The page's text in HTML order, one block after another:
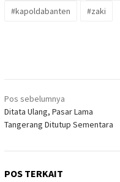
#kapoldabanten
#zaki
Navigasi
pos
Pos sebelumnya
Ditata Ulang, Pasar Lama
Tangerang Ditutup Sementara
POS TERKAIT